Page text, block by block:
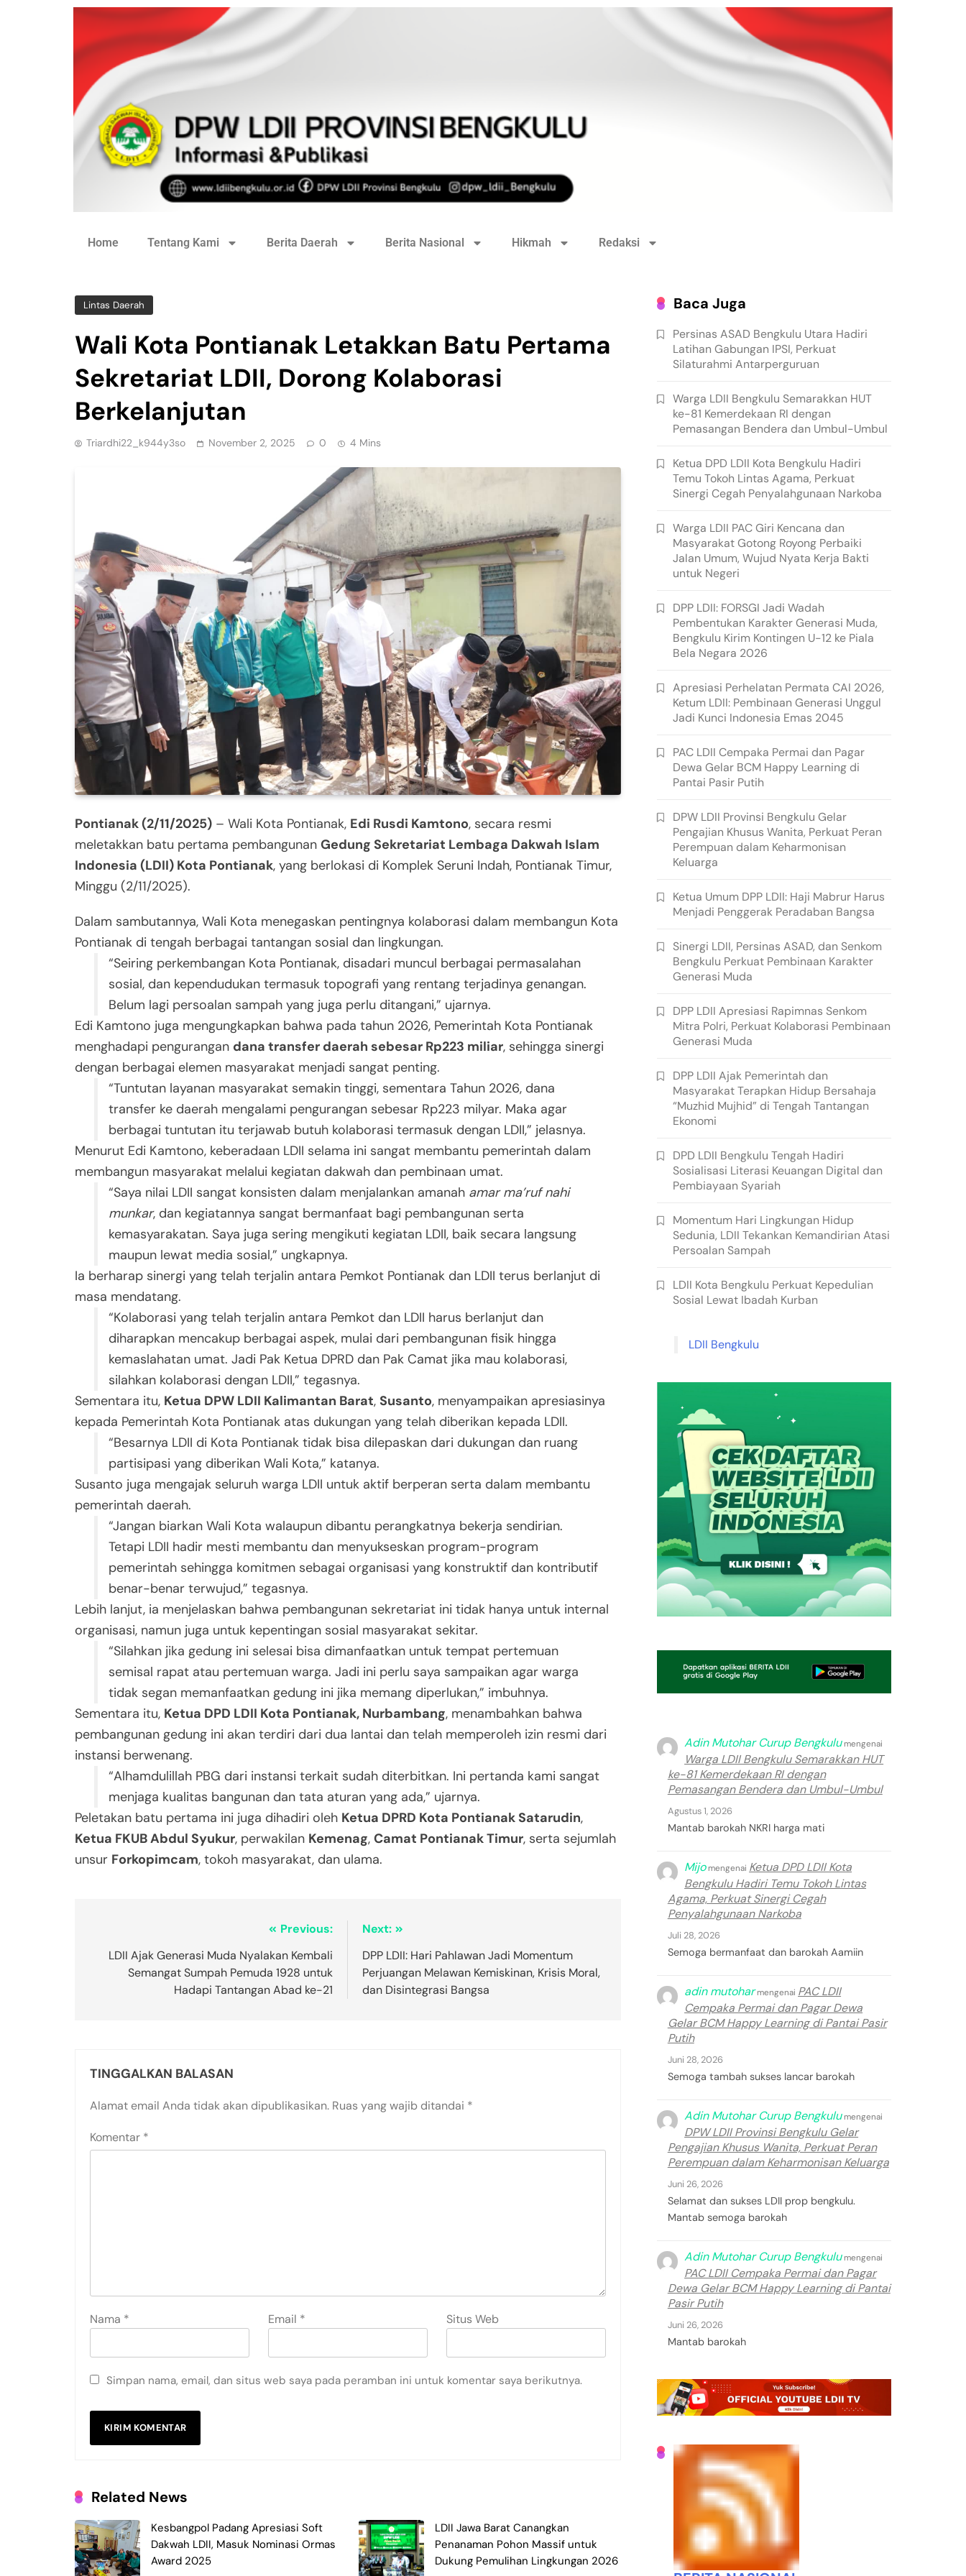
Home Tentang Kami Berita Daerah Berita Nasional Hikmah Redaksi
Lintas Daerah
Wali Kota Pontianak Letakkan Batu Pertama
Sekretariat LDII, Dorong Kolaborasi
Berkelanjutan
Triardhi22_k944y3so November 2, 2025 0 4 Mins
Pontianak (2/11/2025) – Wali Kota Pontianak, Edi Rusdi Kamtono, secara resmi
meletakkan batu pertama pembangunan Gedung Sekretariat Lembaga Dakwah Islam
Indonesia (LDII) Kota Pontianak, yang berlokasi di Komplek Seruni Indah, Pontianak Timur,
Minggu (2/11/2025).
Dalam sambutannya, Wali Kota menegaskan pentingnya kolaborasi dalam membangun Kota
Pontianak di tengah berbagai tantangan sosial dan lingkungan.
“Seiring perkembangan Kota Pontianak, disadari muncul berbagai permasalahan
sosial, dan kependudukan termasuk topografi yang rentang terjadinya genangan.
Belum lagi persoalan sampah yang juga perlu ditangani,” ujarnya.
Edi Kamtono juga mengungkapkan bahwa pada tahun 2026, Pemerintah Kota Pontianak
menghadapi pengurangan dana transfer daerah sebesar Rp223 miliar, sehingga sinergi
dengan berbagai elemen masyarakat menjadi sangat penting.
“Tuntutan layanan masyarakat semakin tinggi, sementara Tahun 2026, dana
transfer ke daerah mengalami pengurangan sebesar Rp223 milyar. Maka agar
berbagai tuntutan itu terjawab butuh kolaborasi termasuk dengan LDII,” jelasnya.
Menurut Edi Kamtono, keberadaan LDII selama ini sangat membantu pemerintah dalam
membangun masyarakat melalui kegiatan dakwah dan pembinaan umat.
“Saya nilai LDII sangat konsisten dalam menjalankan amanah amar ma’ruf nahi
munkar, dan kegiatannya sangat bermanfaat bagi pembangunan serta
kemasyarakatan. Saya juga sering mengikuti kegiatan LDII, baik secara langsung
maupun lewat media sosial,” ungkapnya.
Ia berharap sinergi yang telah terjalin antara Pemkot Pontianak dan LDII terus berlanjut di
masa mendatang.
“Kolaborasi yang telah terjalin antara Pemkot dan LDII harus berlanjut dan
diharapkan mencakup berbagai aspek, mulai dari pembangunan fisik hingga
kemaslahatan umat. Jadi Pak Ketua DPRD dan Pak Camat jika mau kolaborasi,
silahkan kolaborasi dengan LDII,” tegasnya.
Sementara itu, Ketua DPW LDII Kalimantan Barat, Susanto, menyampaikan apresiasinya
kepada Pemerintah Kota Pontianak atas dukungan yang telah diberikan kepada LDII.
“Besarnya LDII di Kota Pontianak tidak bisa dilepaskan dari dukungan dan ruang
partisipasi yang diberikan Wali Kota,” katanya.
Susanto juga mengajak seluruh warga LDII untuk aktif berperan serta dalam membantu
pemerintah daerah.
“Jangan biarkan Wali Kota walaupun dibantu perangkatnya bekerja sendirian.
Tetapi LDII hadir mesti membantu dan menyukseskan program-program
pemerintah sehingga komitmen sebagai organisasi yang konstruktif dan kontributif
benar-benar terwujud,” tegasnya.
Lebih lanjut, ia menjelaskan bahwa pembangunan sekretariat ini tidak hanya untuk internal
organisasi, namun juga untuk kepentingan sosial masyarakat sekitar.
“Silahkan jika gedung ini selesai bisa dimanfaatkan untuk tempat pertemuan
semisal rapat atau pertemuan warga. Jadi ini perlu saya sampaikan agar warga
tidak segan memanfaatkan gedung ini jika memang diperlukan,” imbuhnya.
Sementara itu, Ketua DPD LDII Kota Pontianak, Nurbambang, menambahkan bahwa
pembangunan gedung ini akan terdiri dari dua lantai dan telah memperoleh izin resmi dari
instansi berwenang.
“Alhamdulillah PBG dari instansi terkait sudah diterbitkan. Ini pertanda kami sangat
menjaga kualitas bangunan dan tata aturan yang ada,” ujarnya.
Peletakan batu pertama ini juga dihadiri oleh Ketua DPRD Kota Pontianak Satarudin,
Ketua FKUB Abdul Syukur, perwakilan Kemenag, Camat Pontianak Timur, serta sejumlah
unsur Forkopimcam, tokoh masyarakat, dan ulama.
Previous:
LDII Ajak Generasi Muda Nyalakan Kembali
Semangat Sumpah Pemuda 1928 untuk
Hadapi Tantangan Abad ke-21
Next:
DPP LDII: Hari Pahlawan Jadi Momentum
Perjuangan Melawan Kemiskinan, Krisis Moral,
dan Disintegrasi Bangsa
TINGGALKAN BALASAN
Alamat email Anda tidak akan dipublikasikan. Ruas yang wajib ditandai *
Komentar *
Nama * Email * Situs Web
Simpan nama, email, dan situs web saya pada peramban ini untuk komentar saya berikutnya.
Related News
Kesbangpol Padang Apresiasi Soft
Dakwah LDII, Masuk Nominasi Ormas
Award 2025
LDII Jawa Barat Canangkan
Penanaman Pohon Massif untuk
Dukung Pemulihan Lingkungan 2026
Baca Juga
Persinas ASAD Bengkulu Utara Hadiri
Latihan Gabungan IPSI, Perkuat
Silaturahmi Antarperguruan
Warga LDII Bengkulu Semarakkan HUT
ke-81 Kemerdekaan RI dengan
Pemasangan Bendera dan Umbul-Umbul
Ketua DPD LDII Kota Bengkulu Hadiri
Temu Tokoh Lintas Agama, Perkuat
Sinergi Cegah Penyalahgunaan Narkoba
Warga LDII PAC Giri Kencana dan
Masyarakat Gotong Royong Perbaiki
Jalan Umum, Wujud Nyata Kerja Bakti
untuk Negeri
DPP LDII: FORSGI Jadi Wadah
Pembentukan Karakter Generasi Muda,
Bengkulu Kirim Kontingen U-12 ke Piala
Bela Negara 2026
Apresiasi Perhelatan Permata CAI 2026,
Ketum LDII: Pembinaan Generasi Unggul
Jadi Kunci Indonesia Emas 2045
PAC LDII Cempaka Permai dan Pagar
Dewa Gelar BCM Happy Learning di
Pantai Pasir Putih
DPW LDII Provinsi Bengkulu Gelar
Pengajian Khusus Wanita, Perkuat Peran
Perempuan dalam Keharmonisan
Keluarga
Ketua Umum DPP LDII: Haji Mabrur Harus
Menjadi Penggerak Peradaban Bangsa
Sinergi LDII, Persinas ASAD, dan Senkom
Bengkulu Perkuat Pembinaan Karakter
Generasi Muda
DPP LDII Apresiasi Rapimnas Senkom
Mitra Polri, Perkuat Kolaborasi Pembinaan
Generasi Muda
DPP LDII Ajak Pemerintah dan
Masyarakat Terapkan Hidup Bersahaja
“Muzhid Mujhid” di Tengah Tantangan
Ekonomi
DPD LDII Bengkulu Tengah Hadiri
Sosialisasi Literasi Keuangan Digital dan
Pembiayaan Syariah
Momentum Hari Lingkungan Hidup
Sedunia, LDII Tekankan Kemandirian Atasi
Persoalan Sampah
LDII Kota Bengkulu Perkuat Kepedulian
Sosial Lewat Ibadah Kurban
LDII Bengkulu
Adin Mutohar Curup Bengkulumengenai
Warga LDII Bengkulu Semarakkan HUT
ke-81 Kemerdekaan RI dengan
Pemasangan Bendera dan Umbul-Umbul
Agustus 1, 2026
Mantab barokah NKRI harga mati
Mijomengenai Ketua DPD LDII Kota
Bengkulu Hadiri Temu Tokoh Lintas
Agama, Perkuat Sinergi Cegah
Penyalahgunaan Narkoba
Juli 28, 2026
Semoga bermanfaat dan barokah Aamiin
adin mutoharmengenai PAC LDII
Cempaka Permai dan Pagar Dewa
Gelar BCM Happy Learning di Pantai Pasir
Putih
Juni 28, 2026
Semoga tambah sukses lancar barokah
Adin Mutohar Curup Bengkulumengenai
DPW LDII Provinsi Bengkulu Gelar
Pengajian Khusus Wanita, Perkuat Peran
Perempuan dalam Keharmonisan Keluarga
Juni 26, 2026
Selamat dan sukses LDII prop bengkulu.
Mantab semoga barokah
Adin Mutohar Curup Bengkulumengenai
PAC LDII Cempaka Permai dan Pagar
Dewa Gelar BCM Happy Learning di Pantai
Pasir Putih
Juni 26, 2026
Mantab barokah